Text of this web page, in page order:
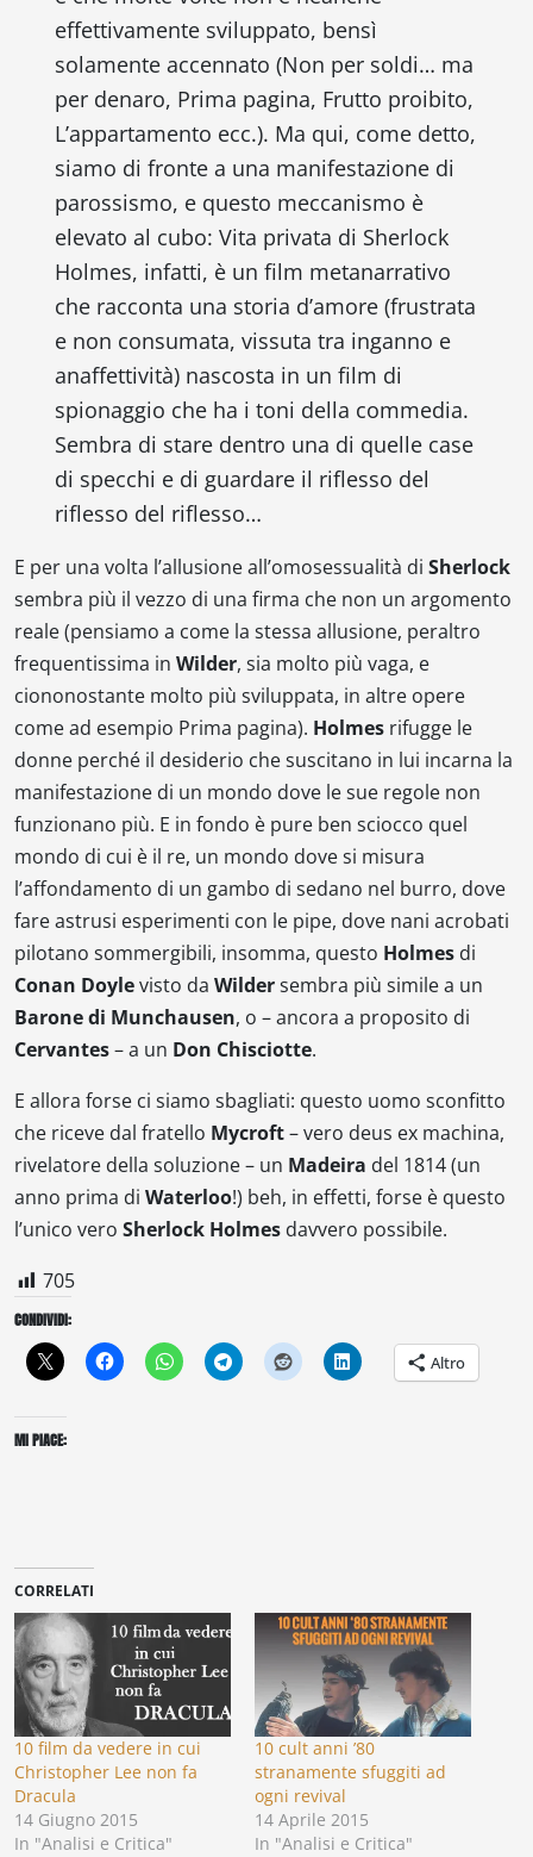
effettivamente sviluppato, bensì
solamente accennato (Non per soldi… ma
per denaro, Prima pagina, Frutto proibito,
L’appartamento ecc.). Ma qui, come detto,
siamo di fronte a una manifestazione di
parossismo, e questo meccanismo è
elevato al cubo: Vita privata di Sherlock
Holmes, infatti, è un film metanarrativo
che racconta una storia d’amore (frustrata
e non consumata, vissuta tra inganno e
anaffettività) nascosta in un film di
spionaggio che ha i toni della commedia.
Sembra di stare dentro una di quelle case
di specchi e di guardare il riflesso del
riflesso del riflesso…
E per una volta l’allusione all’omosessualità di Sherlock
sembra più il vezzo di una firma che non un argomento
reale (pensiamo a come la stessa allusione, peraltro
frequentissima in Wilder, sia molto più vaga, e
ciononostante molto più sviluppata, in altre opere
come ad esempio Prima pagina). Holmes rifugge le
donne perché il desiderio che suscitano in lui incarna la
manifestazione di un mondo dove le sue regole non
funzionano più. E in fondo è pure ben sciocco quel
mondo di cui è il re, un mondo dove si misura
l’affondamento di un gambo di sedano nel burro, dove
fare astrusi esperimenti con le pipe, dove nani acrobati
pilotano sommergibili, insomma, questo Holmes di
Conan Doylevisto da Wildersembra più simile a un
Barone di Munchausen, o – ancora a proposito di
Cervantes– a un Don Chisciotte.
E allora forse ci siamo sbagliati: questo uomo sconfitto
che riceve dal fratello Mycroft– vero deus ex machina,
rivelatore della soluzione – un Madeira del 1814 (un
anno prima di Waterloo!) beh, in effetti, forse è questo
l’unico vero Sherlock Holmes davvero possibile.
705
CONDIVIDI:
Altro
MI PIACE:
CORRELATI
10 film da vedere in cui
Christopher Lee non fa
Dracula
14 Giugno 2015
In "Analisi e Critica"
10 cult anni ’80
stranamente sfuggiti ad
ogni revival
14 Aprile 2015
In "Analisi e Critica"